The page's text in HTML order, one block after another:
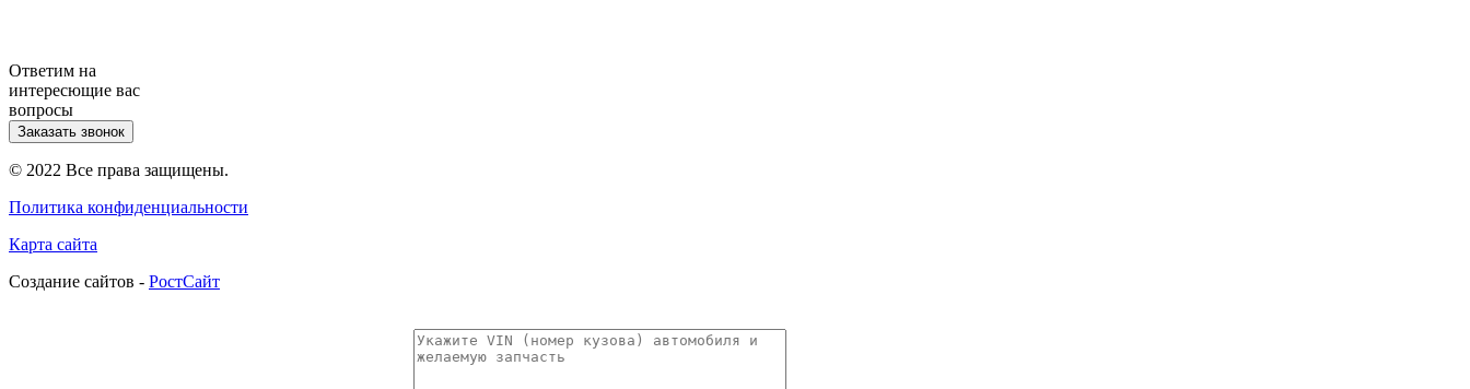
Ответим на
интересющие вас
вопросы
Заказать звонок
© 2022 Все права защищены.
Политика конфиденциальности
Карта сайта
Cоздание сайтов - РостСайт